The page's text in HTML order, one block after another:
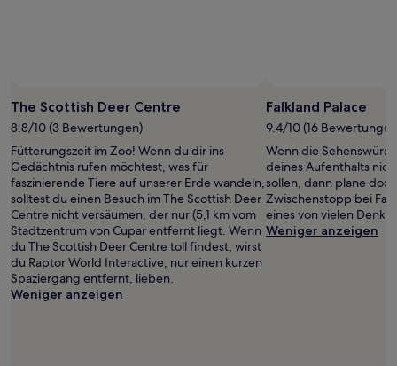
können
zusätzliche
gelten.
Foto
von
Jock
Watson
The Scottish Deer Centre
8.8/10 (3 Bewertungen)
Fütterungszeit im Zoo! Wenn du dir ins
Gedächtnis rufen möchtest, was für
faszinierende Tiere auf unserer Erde wandeln,
solltest du einen Besuch im The Scottish Deer
Centre nicht versäumen, der nur (5,1 km vom
Stadtzentrum von Cupar entfernt liegt. Wenn
du The Scottish Deer Centre toll findest, wirst
du Raptor World Interactive, nur einen kurzen
Spaziergang entfernt, lieben.
Weniger anzeigen
Falkland Palace
9.4/10 (16
Wenn die
deines Aufenthalts
sollen, dann plane
Zwischenstopp bei
eines von vielen
Weniger anzeigen